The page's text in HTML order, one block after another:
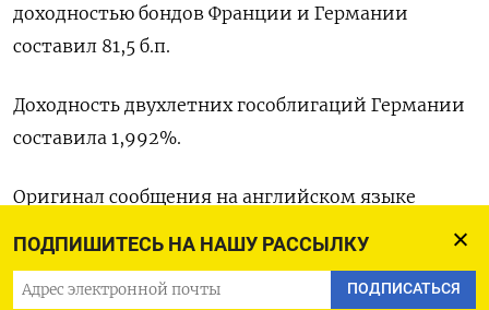
ПОДПИШИТЕСЬ НА НАШУ РАССЫЛКУ
ПОДПИСАТЬСЯ
доходностью бондов Франции и Германии
составил 81,5 б.п.
Доходность двухлетних гособлигаций Германии
составила 1,992%.
Оригинал сообщения на английском языке
(Сэмюел Индык)